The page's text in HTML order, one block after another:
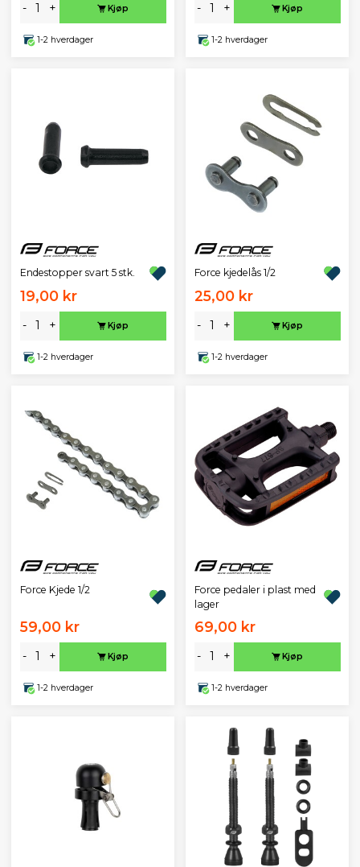
- + Kjøp
1-2 hverdager
- + Kjøp
1-2 hverdager
Endestopper svart 5 stk.
19,00 kr
- + Kjøp
1-2 hverdager
Force kjedelås 1/2
25,00 kr
- + Kjøp
1-2 hverdager
Force Kjede 1/2
59,00 kr
- + Kjøp
1-2 hverdager
Force pedaler i plast med
lager
69,00 kr
- + Kjøp
1-2 hverdager